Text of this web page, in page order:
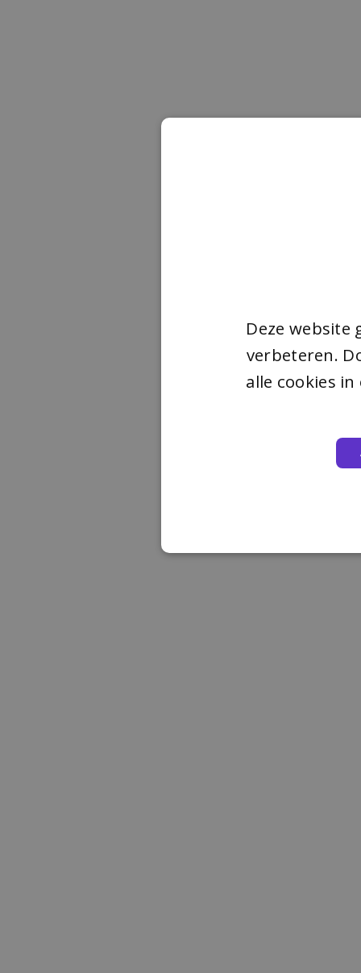
Deze
verbeteren.
alle cookies